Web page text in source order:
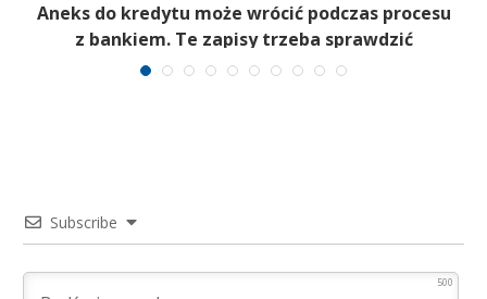
Aneks do kredytu może wrócić podczas procesu
z bankiem. Te zapisy trzeba sprawdzić
Subscribe
500